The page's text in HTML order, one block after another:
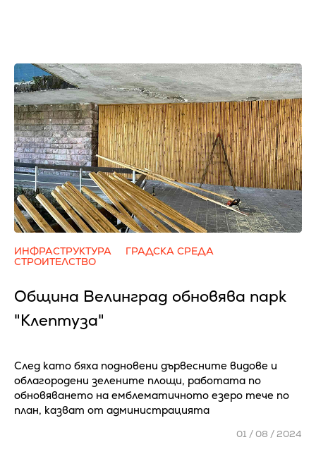
ИНФРАСТРУКТУРА
ГРАДСКА СРЕДА
СТРОИТЕЛСТВО
Община Велинград обновява парк
"Клептуза"
След като бяха подновени дървесните видове и
облагородени зелените площи, работата по
обновяването на емблематичното езеро тече по
план, казват от администрацията
01 / 08 / 2024